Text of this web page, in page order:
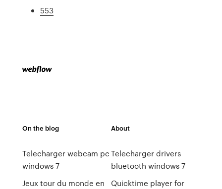
553
On the blog
Telecharger webcam pc
windows 7
Jeux tour du monde en
About
Telecharger drivers
bluetooth windows 7
Quicktime player for